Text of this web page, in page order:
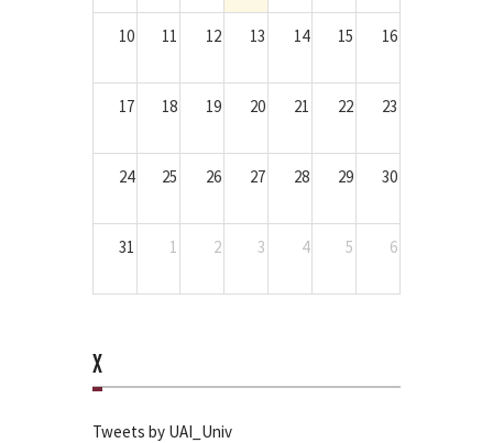
10 11 12 13 14 15 16
17 18 19 20 21 22 23
24 25 26 27 28 29 30
31 1 2 3 4 5 6
X
Tweets by UAI_Univ